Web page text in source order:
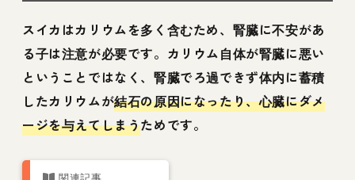
スイカはカリウムを多く含むため、腎臓に不安があ
る子は注意が必要です。カリウム自体が腎臓に悪い
ということではなく、腎臓でろ過できず体内に蓄積
したカリウムが結石の原因になったり、心臓にダメ
ージを与えてしまうためです。